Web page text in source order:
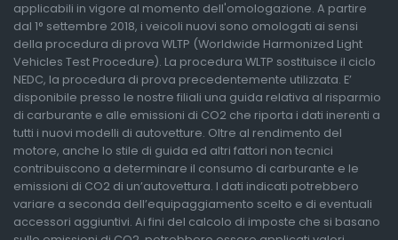
applicabili in vigore al momento dell'omologazione. A partire
dal 1° settembre 2018, i veicoli nuovi sono omologati ai sensi
della procedura di prova WLTP (Worldwide Harmonized Light
Vehicles Test Procedure). La procedura WLTP sostituisce il ciclo
NEDC, la procedura di prova precedentemente utilizzata. E’
disponibile presso le nostre filiali una guida relativa al risparmio
di carburante e alle emissioni di CO2 che riporta i dati inerenti a
tutti i nuovi modelli di autovetture. Oltre al rendimento del
motore, anche lo stile di guida ed altri fattori non tecnici
contribuiscono a determinare il consumo di carburante e le
emissioni di CO2 di un’autovettura. I dati indicati potrebbero
variare a seconda dell’equipaggiamento scelto e di eventuali
accessori aggiuntivi. Ai fini del calcolo di imposte che si basano